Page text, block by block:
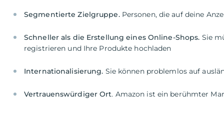
Segmentierte Zielgruppe.
Schneller als die Erstellung eines Online-Shops. Sie
Internationalisierung.
Vertrauenswürdiger Ort. Amazon ist ein berühmter